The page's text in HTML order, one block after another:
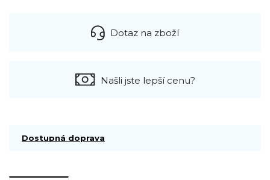
Dotaz na zboží
Našli jste lepší cenu?
Dostupná doprava